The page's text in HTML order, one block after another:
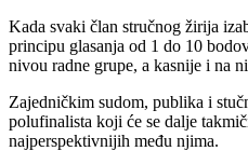
Kada svaki član stručnog žirija
principu glasanja od 1 do 10
nivou radne grupe, a kasnije i na
Zajedničkim sudom, publika i
polufinalista koji će se dalje
najperspektivnijih među njima.